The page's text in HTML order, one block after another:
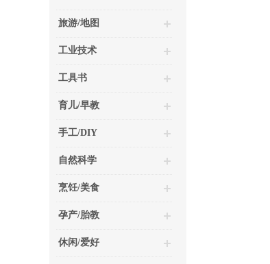
旅游/地图
工业技术
工具书
育儿/早教
手工/DIY
自然科学
烹饪/美食
孕产/胎教
休闲/爱好